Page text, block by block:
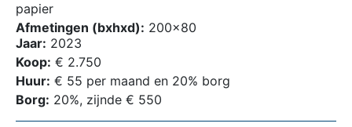
papier
Afmetingen (bxhxd): 200×80
Jaar: 2023
Koop: € 2.750
Huur: € 55 per maand en 20% borg
Borg: 20%, zijnde € 550